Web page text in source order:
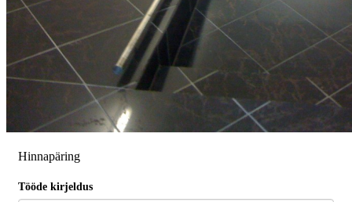
Hinnapäring
Tööde kirjeldus